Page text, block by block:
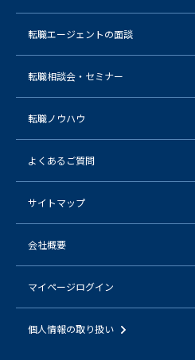
転職エージェントの面談
転職相談会・セミナー
転職ノウハウ
よくあるご質問
サイトマップ
会社概要
マイページログイン
個人情報の取り扱い